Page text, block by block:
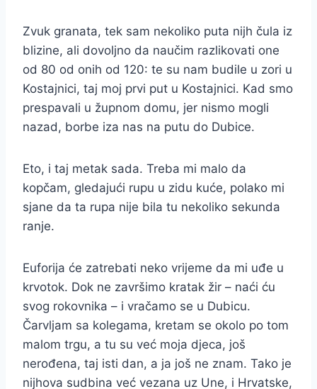
Zvuk granata, tek sam nekoliko puta nijh čula iz
blizine, ali dovoljno da naučim razlikovati one
od 80 od onih od 120: te su nam budile u zori u
Kostajnici, taj moj prvi put u Kostajnici. Kad smo
prespavali u župnom domu, jer nismo mogli
nazad, borbe iza nas na putu do Dubice.
Eto, i taj metak sada. Treba mi malo da
kopčam, gledajući rupu u zidu kuće, polako mi
sjane da ta rupa nije bila tu nekoliko sekunda
ranje.
Euforija će zatrebati neko vrijeme da mi uđe u
krvotok. Dok ne završimo kratak žir – naći ću
svog rokovnika – i vračamo se u Dubicu.
Čarvljam sa kolegama, kretam se okolo po tom
malom trgu, a tu su već moja djeca, još
nerođena, taj isti dan, a ja još ne znam. Tako je
nijhova sudbina već vezana uz Une, i Hrvatske,